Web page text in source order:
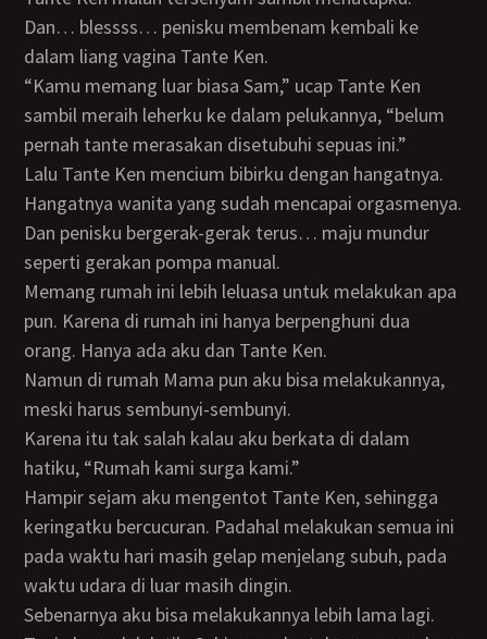
Dan… blessss… penisku membenam kembali ke
dalam liang vagina Tante Ken.
“Kamu memang luar biasa Sam,” ucap Tante Ken
sambil meraih leherku ke dalam pelukannya, “belum
pernah tante merasakan disetubuhi sepuas ini.”
Lalu Tante Ken mencium bibirku dengan hangatnya.
Hangatnya wanita yang sudah mencapai orgasmenya.
Dan penisku bergerak-gerak terus… maju mundur
seperti gerakan pompa manual.
Memang rumah ini lebih leluasa untuk melakukan apa
pun. Karena di rumah ini hanya berpenghuni dua
orang. Hanya ada aku dan Tante Ken.
Namun di rumah Mama pun aku bisa melakukannya,
meski harus sembunyi-sembunyi.
Karena itu tak salah kalau aku berkata di dalam
hatiku, “Rumah kami surga kami.”
Hampir sejam aku mengentot Tante Ken, sehingga
keringatku bercucuran. Padahal melakukan semua ini
pada waktu hari masih gelap menjelang subuh, pada
waktu udara di luar masih dingin.
Sebenarnya aku bisa melakukannya lebih lama lagi.